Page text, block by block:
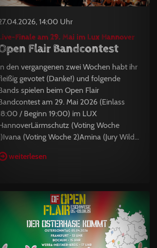
14:00 Uhr
Finale am 29. Mai im Lux Hannover
Flair Bandcontest
den vergangenen zwei Wochen habt ihr
gevotet (Danke!) und folgende
spielen beim Open Flair
am 29. Mai 2026 (Einlass
/ Beginn 19:00) im LUX
(Voting Woche
(Voting Woche 2)Amina (Jury Wild...
weiterlesen